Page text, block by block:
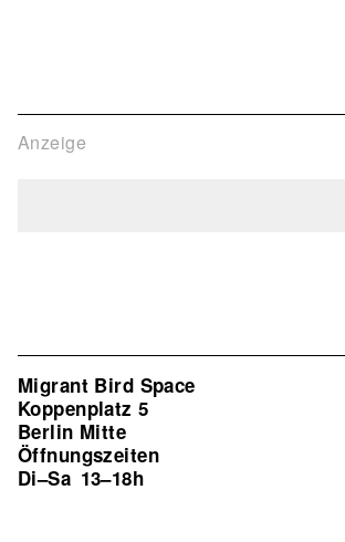
Anzeige
Migrant Bird Space
Koppenplatz 5
Berlin Mitte
Öffnungszeiten
Di–Sa 13–18h